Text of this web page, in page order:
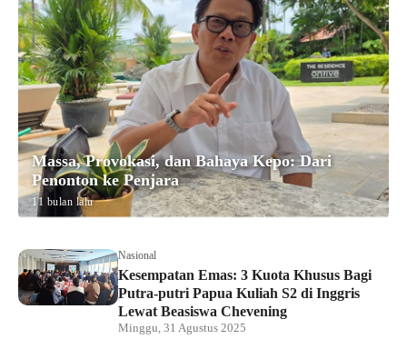
Massa, Provokasi, dan Bahaya Kepo: Dari
Penonton ke Penjara
11 bulan lalu
Nasional
Kesempatan Emas: 3 Kuota Khusus Bagi
Putra-putri Papua Kuliah S2 di Inggris
Lewat Beasiswa Chevening
Minggu, 31 Agustus 2025